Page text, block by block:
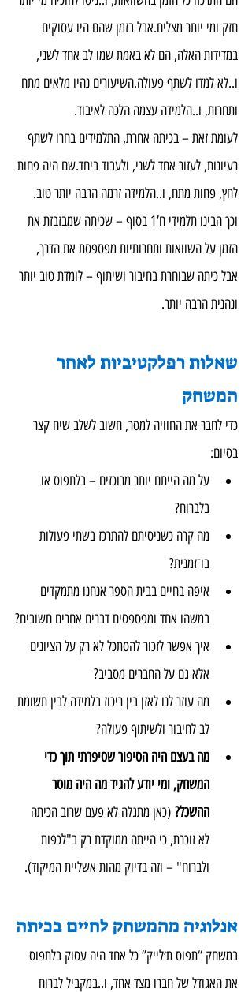
חזק ומי יותר מצליח.אבל בזמן שהם היו עסוקים
במדידות האלה, הם לא באמת שמו לב אחד לשני,
ו..לא למדו לשתף פעולה.השיעורים נהיו מלאים מתח
ותחרות, ו..הלמידה עצמה הלכה לאיבוד.
לעומת זאת – בכיתה אחרת, התלמידים בחרו לשתף
רעיונות, לעזור אחד לשני, ולעבוד ביחד.שם היה פחות
לחץ, פחות מתח, ו..הלמידה זרמה הרבה יותר טוב.
וכך הבינו תלמידי ח’1 בסוף – שכיתה שמבזבזת את
הזמן על השוואות ותחרותיות מפספסת את הדרך,
אבל כיתה שבוחרת בחיבור ושיתוף – לומדת טוב יותר
ונהנית הרבה יותר.
שאלות רפלקטיביות לאחר
המשחק
כדי לחבר את החוויה למסר, חשוב לשלב שיח קצר
בסיום:
על מה הייתם יותר מרוכזים – בלתפוס או
בלברוח?
מה קרה כשניסיתם להתרכז בשתי פעולות
בו־זמנית?
איפה בחיים בבית הספר אנחנו מתמקדים
במשהו אחד ומפספסים דברים אחרים חשובים?
איך אפשר לזכור להסתכל לא רק על הציונים
אלא גם על החברים מסביב?
מה עוזר לנו לאזן בין ריכוז בלמידה לבין תשומת
לב לחיבור ולשיתוף פעולה?
מה בעצם היה הסיפור שסיפרתי תוך כדי
המשחק, ומי יודע להגיד מה היה מוסר
ההשכל? (כאן מתגלה לא פעם שרוב הכיתה
לא זוכרת, כי הייתה ממוקדת רק ב"לכפות
ולברוח" – וזה בדיוק מהות אשליית המיקוד).
אנלוגיה מהמשחק לחיים בכיתה
במשחק “תפוס ת׳לייק” כל אחד היה עסוק בלתפוס
את האגודל של חברו מצד אחד, ו..במקביל לברוח